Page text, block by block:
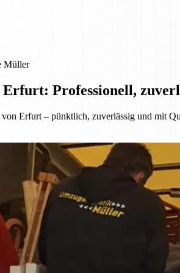
Müller
Professionell,
Erfurt – pünktlich, zuverlässig und mit